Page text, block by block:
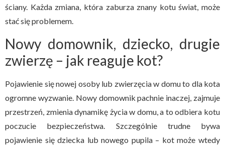
ściany. Każda zmiana, która zaburza znany kotu świat, może
stać się problemem.
Nowy domownik, dziecko, drugie
zwierzę – jak reaguje kot?
Pojawienie się nowej osoby lub zwierzęcia w domu to dla kota
ogromne wyzwanie. Nowy domownik pachnie inaczej, zajmuje
przestrzeń, zmienia dynamikę życia w domu, a to odbiera kotu
poczucie bezpieczeństwa. Szczególnie trudne bywa
pojawienie się dziecka lub nowego pupila – kot może wtedy